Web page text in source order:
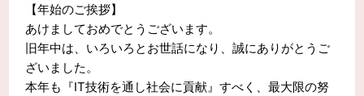
【年始のご挨拶】
あけましておめでとうございます。
旧年中は、いろいろとお世話になり、誠にありがとうご
ざいました。
本年も『IT技術を通し社会に貢献』すべく、最大限の努